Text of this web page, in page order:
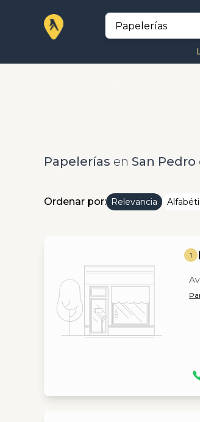
Papelerías en San
Ordenar por: Relevancia
1